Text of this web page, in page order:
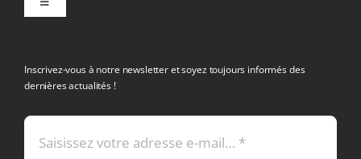
Toggle
Mentions légales
Inscrivez-vous à notre newsletter et soyez toujours informés des
dernières actualités !